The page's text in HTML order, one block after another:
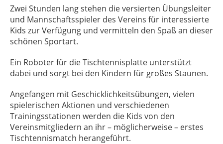
Zwei Stunden lang stehen die versierten Übungsleiter
und Mannschaftsspieler des Vereins für interessierte
Kids zur Verfügung und vermitteln den Spaß an dieser
schönen Sportart.
Ein Roboter für die Tischtennisplatte unterstützt
dabei und sorgt bei den Kindern für großes Staunen.
Angefangen mit Geschicklichkeitsübungen, vielen
spielerischen Aktionen und verschiedenen
Trainingsstationen werden die Kids von den
Vereinsmitgliedern an ihr – möglicherweise – erstes
Tischtennismatch herangeführt.